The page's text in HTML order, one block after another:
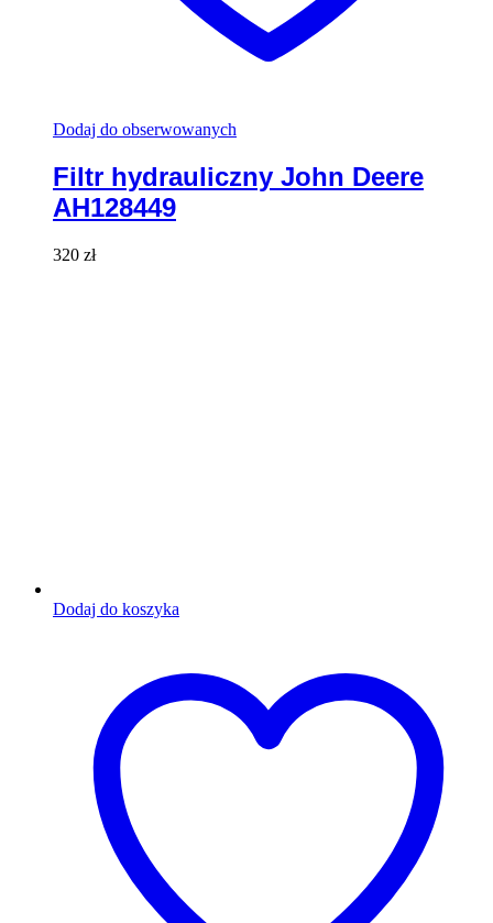
Dodaj do obserwowanych
Filtr hydrauliczny John Deere
AH128449
320 zł
Dodaj do koszyka